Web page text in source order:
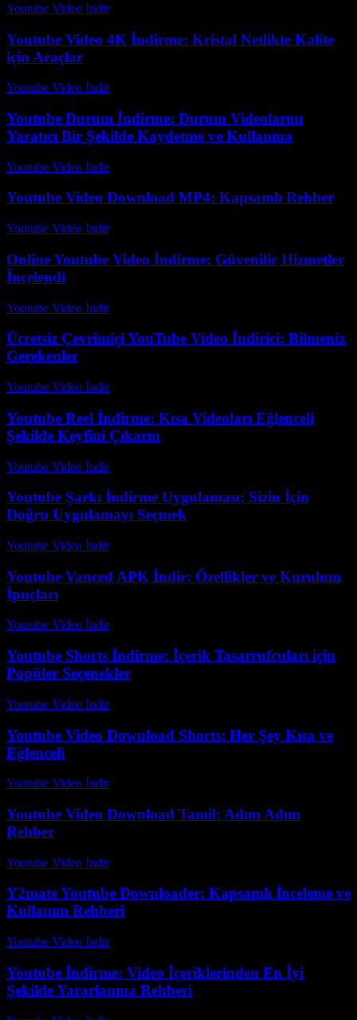
Youtube Video İndir-
Youtube Video 4K İndirme: Kristal Netlikte Kalite
için Araçlar
Youtube Video İndir-
Youtube Durum İndirme: Durum Videolarını
Yaratıcı Bir Şekilde Kaydetme ve Kullanma
Youtube Video İndir-
Youtube Video Download MP4: Kapsamlı Rehber
Youtube Video İndir-
Online Youtube Video İndirme: Güvenilir Hizmetler
İncelendi
Youtube Video İndir-
Ücretsiz Çevrimiçi YouTube Video İndirici: Bilmeniz
Gerekenler
Youtube Video İndir-
Youtube Reel İndirme: Kısa Videoları Eğlenceli
Şekilde Keyfini Çıkarın
Youtube Video İndir-
Youtube Şarkı İndirme Uygulaması: Sizin İçin
Doğru Uygulamayı Seçmek
Youtube Video İndir-
Youtube Vanced APK İndir: Özellikler ve Kurulum
İpuçları
Youtube Video İndir-
Youtube Shorts İndirme: İçerik Tasarrufcuları için
Popüler Seçenekler
Youtube Video İndir-
Youtube Video Download Shorts: Her Şey Kısa ve
Eğlenceli
Youtube Video İndir-
Youtube Video Download Tamil: Adım Adım
Rehber
Youtube Video İndir-
Y2mate Youtube Downloader: Kapsamlı İnceleme ve
Kullanım Rehberi
Youtube Video İndir-
Youtube İndirme: Video İçeriklerinden En İyi
Şekilde Yararlanma Rehberi